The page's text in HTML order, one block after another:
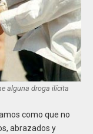
alguna droga ilícita
como que no
abrazados y